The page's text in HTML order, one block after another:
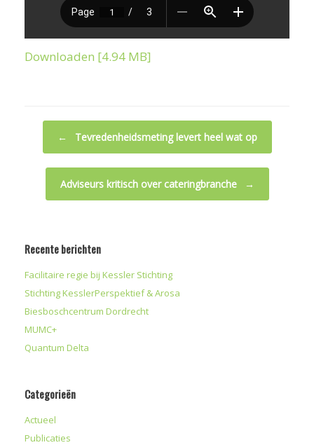
Downloaden [4.94 MB]
← Tevredenheidsmeting levert heel wat op
Adviseurs kritisch over cateringbranche →
Recente berichten
Facilitaire regie bij Kessler Stichting
Stichting KesslerPerspektief & Arosa
Biesboschcentrum Dordrecht
MUMC+
Quantum Delta
Categorieën
Actueel
Publicaties